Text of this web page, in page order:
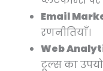
Email
रणनीतियाँ।
Web
टूल्स का